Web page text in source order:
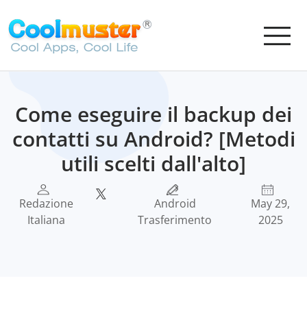
Come eseguire il backup dei
contatti su Android? [Metodi
utili scelti dall'alto]
Redazione
Italiana
Android
Trasferimento
May 29,
2025